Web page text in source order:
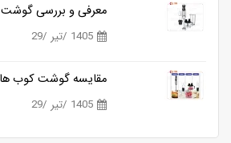
1405 /تیر /29
1405 /تیر /29